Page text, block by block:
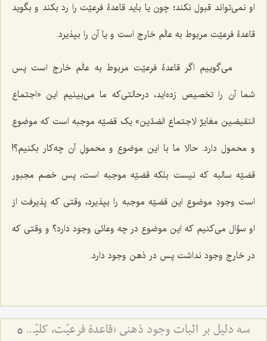
او نمی‌تواند قبول نکند؛ چون یا باید قاعدۀ فرعیّت را رد بکند و بگوید
قاعدۀ فرعیّت مربوط به عالَم خارج است و یا آن را بپذیرد.
می‌گوییم اگر قاعدۀ فرعیّت مربوط به عالَم خارج است پس
شما آن را تخصیص زده‌اید، درحالتی‌که ما می‌بینیم این «اجتماع
النقیضین مغایرٌ لاجتماع الضدّین» یک قضیّه موجبه است که موضوع
و محمول دارد. حالا ما با این موضوع و محمولِ آن چه‌کار بکنیم؟!
قضیّه سالبه که نیست بلکه قضیّه موجبه است، پس خصم مجبور
است وجودِ موضوع این قضیّه موجبه را بپذیرد، وقتی که پذیرفت از
او سؤال می‌کنیم که این موضوع در چه وعائی وجود دارد؟ و وقتی که
در خارج وجود نداشت پس در ذهن وجود دارد.
سه دلیل بر اثبات وجود ذهنی (قاعدۀ فرعیّت، کلیّت و صرف‌الحقیقة) - ردّ نظریّۀ اضافۀ متکلّمین با توسّل به ادلّۀ سه‌گانه 5